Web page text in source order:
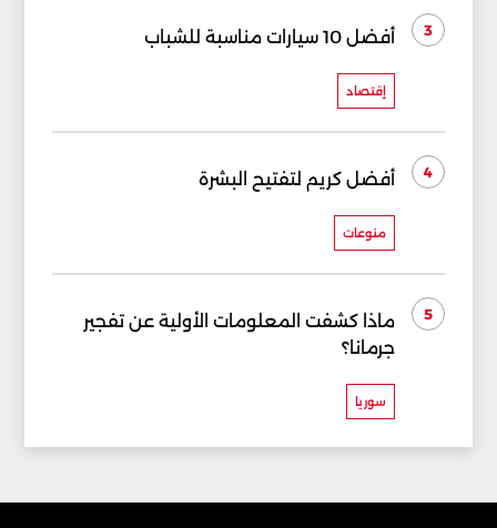
3 أفضل 10 سيارات مناسبة للشباب
إقتصاد
4 أفضل كريم لتفتيح البشرة
منوعات
5
ماذا كشفت المعلومات الأولية عن تفجير
جرمانا؟
سوريا